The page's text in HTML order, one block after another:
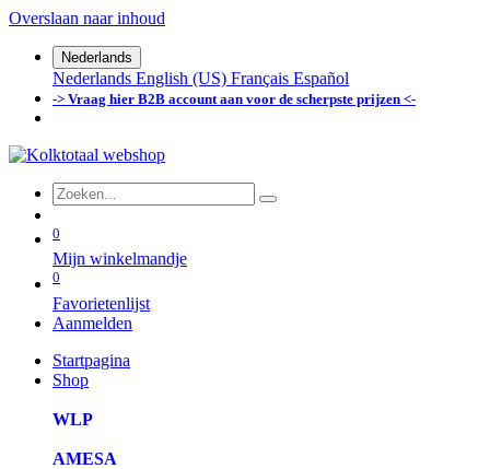
Overslaan naar inhoud
Nederlands
Nederlands English (US) Français Español
-> Vraag hier B2B account aan voor de scherpste prijzen <-
0
Mijn winkelmandje
0
Favorietenlijst
Aanmelden
Startpagina
Shop
WLP
AMESA